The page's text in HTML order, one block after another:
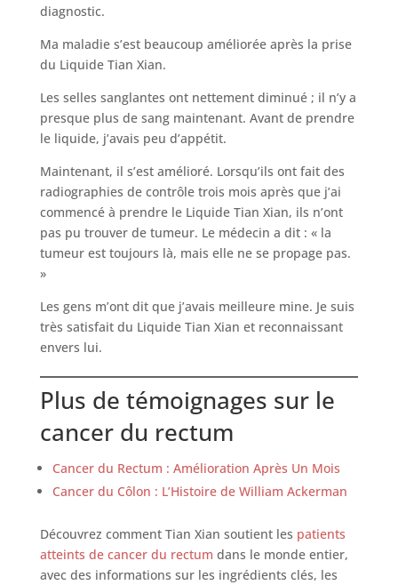
diagnostic.
Ma maladie s’est beaucoup améliorée après la prise
du Liquide Tian Xian.
Les selles sanglantes ont nettement diminué ; il n’y a
presque plus de sang maintenant. Avant de prendre
le liquide, j’avais peu d’appétit.
Maintenant, il s’est amélioré. Lorsqu’ils ont fait des
radiographies de contrôle trois mois après que j’ai
commencé à prendre le Liquide Tian Xian, ils n’ont
pas pu trouver de tumeur. Le médecin a dit : « la
tumeur est toujours là, mais elle ne se propage pas.
»
Les gens m’ont dit que j’avais meilleure mine. Je suis
très satisfait du Liquide Tian Xian et reconnaissant
envers lui.
Plus de témoignages sur le
cancer du rectum
Cancer du Rectum : Amélioration Après Un Mois
Cancer du Côlon : L’Histoire de William Ackerman
Découvrez comment Tian Xian soutient les patients
atteints de cancer du rectum dans le monde entier,
avec des informations sur les ingrédients clés, les